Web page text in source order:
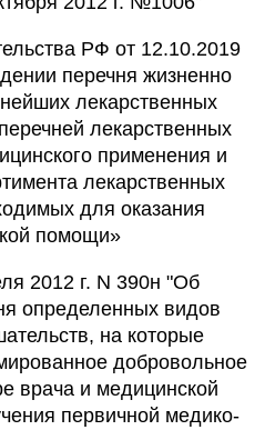
РФ от 12.10.2019
перечня жизненно
лекарственных
лекарственных
применения и
лекарственных
для оказания
помощи»
2012 г. N 390н "Об
определенных видов
на которые
добровольное
врача и медицинской
первичной медико-